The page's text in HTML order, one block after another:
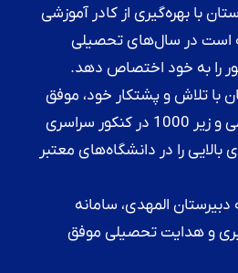
با بهره‌گیری از کادر آموزشی
است در سال‌های تحصیلی
را به خود اختصاص دهد.
با تلاش و پشتکار خود، موفق
به کسب رتبه‌های دو رقمی و زیر 1000 در کنکور سراسری
را در دانشگاه‌های معتبر
المهدی، سامانه
و هدایت تحصیلی موفق